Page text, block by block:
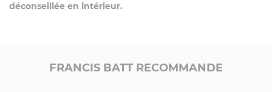
déconseillée en intérieur.
FRANCIS BATT RECOMMANDE